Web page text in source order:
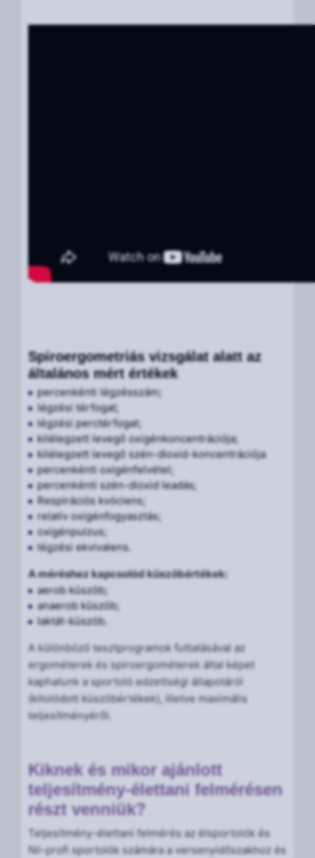
Spiroergometriás vizsgálat alatt az
általános mért értékek
percenkénti légzésszám;
légzési térfogat;
légzési perctérfogat;
kilélegzett levegő oxigénkoncentrációja;
kilélegzett levegő szén-dioxid-koncentrációja
percenkénti oxigénfelvétel;
percenkénti szén-dioxid leadás;
Respirációs kvóciens;
relatív oxigénfogyasztás;
oxigénpulzus;
légzési ekvivalens.
A méréshez kapcsolód küszöbértékek:
aerob küszöb;
anaerob küszöb;
laktát-küszöb.
A különböző tesztprogramok futtatásával az
ergométerek és spiroergométerek által képet
kaphatunk a sportoló edzettségi állapotáról
(kitolódott küszöbértékek), illetve maximális
teljesítményéről.
Kiknek és mikor ajánlott
teljesítmény-élettani felmérésen
részt venniük?
Teljesítmény-élettani felmérés az élsportolók és
fél-profi sportolók számára a versenyidőszakhoz és